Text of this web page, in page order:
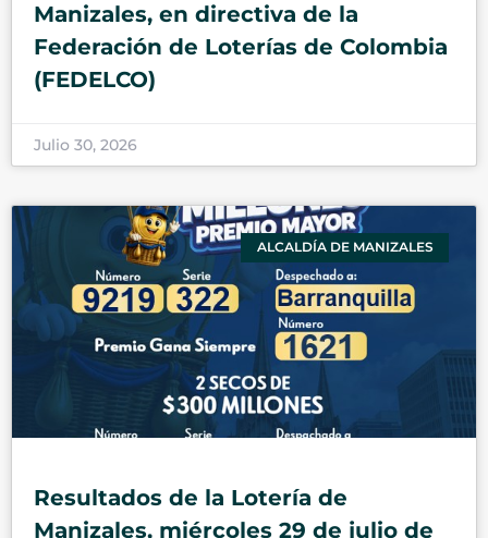
Manizales, en directiva de la
Federación de Loterías de Colombia
(FEDELCO)
Julio 30, 2026
ALCALDÍA DE MANIZALES
Resultados de la Lotería de
Manizales, miércoles 29 de julio de